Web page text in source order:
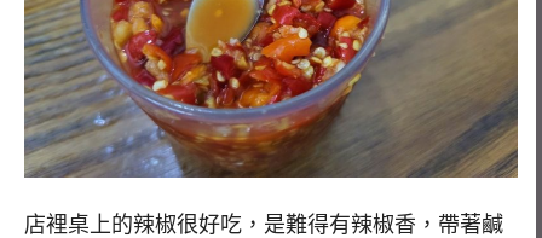
店裡桌上的辣椒很好吃，是難得有辣椒香，帶著鹹